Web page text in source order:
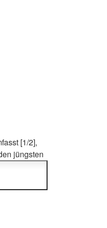
[1/2],
jüngsten